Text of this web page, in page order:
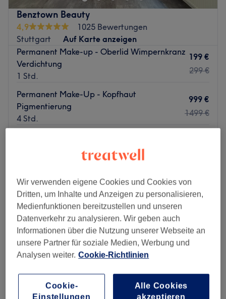
Benztown Beauty
4,9
1025 Bewertungen
Stuttgart
Auf Karte anzeigen
Permanent Make-up - Oberlid Wimpernkranz
Verdichtung
1 Std.
199 €
299 €
Permanent Make-Up - Kopfhaut
Pigmentierung
4 Std.
999 €
1499 €
Eyeliner/Winged Liner
Montag
Dienstag
–20:00
Mittwoch
09:00 –
20:00
Donnerstag
09:00
20:00
Freitag
09:00–
Samstag
Sonntag
Geschlossen
Wir verwenden eigene Cookies und Cookies von
Dritten, um Inhalte und Anzeigen zu personalisieren,
Medienfunktionen bereitzustellen und unseren
Datenverkehr zu analysieren. Wir geben auch
Informationen über die Nutzung unserer Webseite an
unsere Partner für soziale Medien, Werbung und
Analysen weiter. Cookie-Richtlinien
Cookie-
Einstellungen
Alle Cookies
akzeptieren